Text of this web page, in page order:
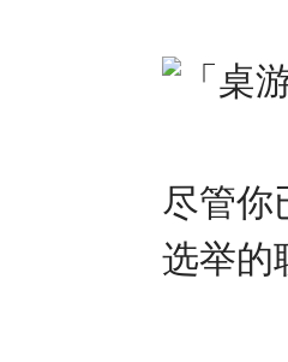
尽管你
选举的